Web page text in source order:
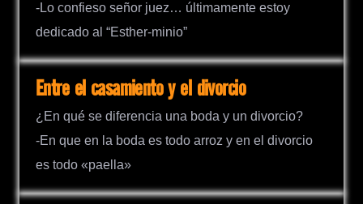
-Lo confieso señor juez… últimamente estoy
dedicado al “Esther-minio”
Entre el casamiento y el divorcio
¿En qué se diferencia una boda y un divorcio?
-En que en la boda es todo arroz y en el divorcio
es todo «paella»